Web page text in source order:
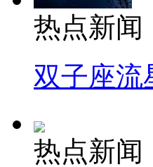
热点新闻
双子座流
热点新闻